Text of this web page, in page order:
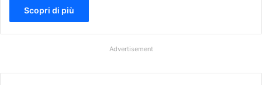
Scopri di più
Advertisement